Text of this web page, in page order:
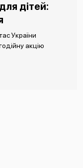
дітей:
України
акцію